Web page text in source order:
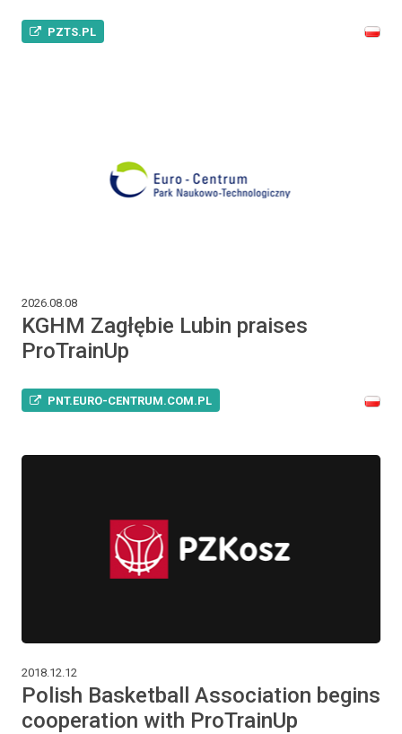
PZTS.PL
2026.08.08
KGHM Zagłębie Lubin praises
ProTrainUp
PNT.EURO-CENTRUM.COM.PL
2018.12.12
Polish Basketball Association begins
cooperation with ProTrainUp